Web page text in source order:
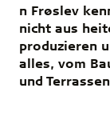
n Frøslev
nicht aus
produzieren
alles, vom
und